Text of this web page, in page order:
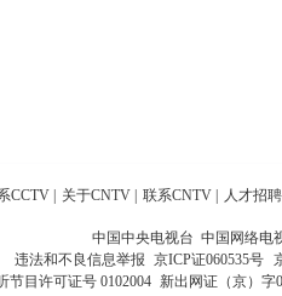
CCTV 关于CNTV 联系CNTV 人才招聘
中国中央电视台 中国网络电
违法和不良信息举报 京ICP证060535号
节目许可证号 0102004 新出网证（京）